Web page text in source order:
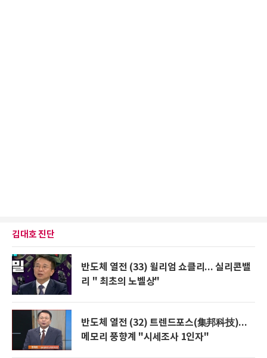
김대호 진단
반도체 열전 (33) 윌리엄 쇼클리... 실리콘밸
리 " 최초의 노벨상"
반도체 열전 (32) 트렌드포스(集邦科技)...
메모리 풍향계 "시세조사 1인자"